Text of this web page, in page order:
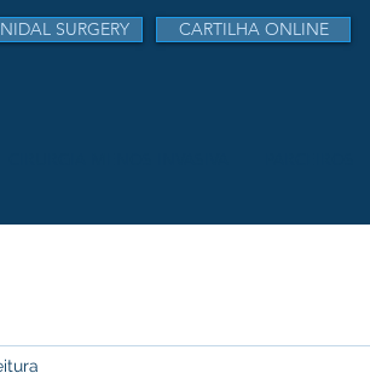
SURGERY CARTILHA ONLINE